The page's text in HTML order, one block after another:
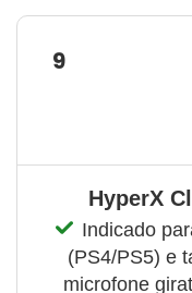
9
HyperX
Indicado
(PS4/PS5) e
microfone